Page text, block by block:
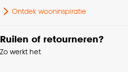
Ontdek wooninspiratie
Ruilen of retourneren?
Zo werkt het